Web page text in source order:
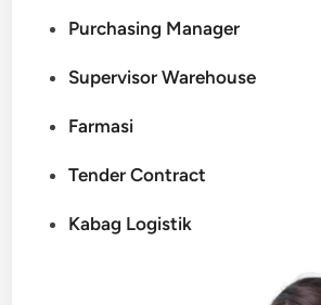
Purchasing Manager
Supervisor Warehouse
Farmasi
Tender Contract
Kabag Logistik